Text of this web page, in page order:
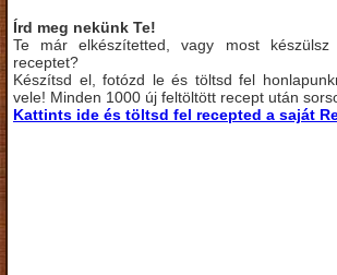
Írd meg nekünk Te!
Te már elkészítetted, vagy most
receptet?
Készítsd el, fotózd le és töltsd fel
vele! Minden 1000 új feltöltött recept után
Kattints ide és töltsd fel recepted a saját